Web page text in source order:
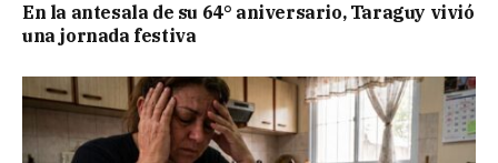
En la antesala de su 64° aniversario, Taraguy vivió
una jornada festiva